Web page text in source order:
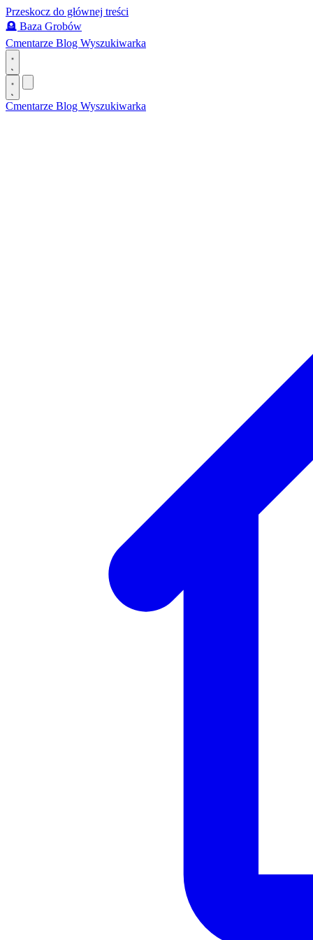
Przeskocz do głównej treści
🪦 Baza Grobów
Cmentarze Blog Wyszukiwarka
Cmentarze Blog Wyszukiwarka